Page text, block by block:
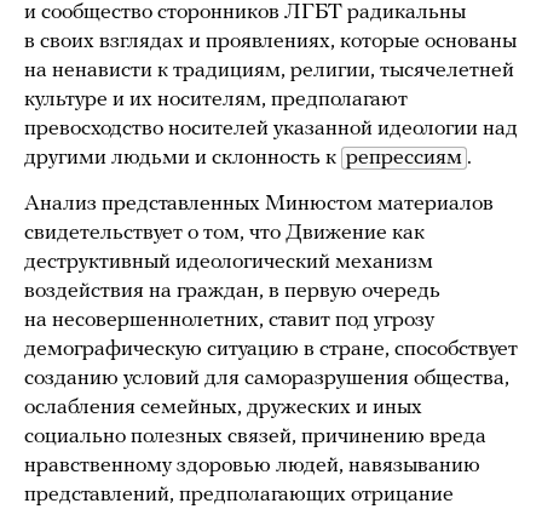
и сообщество сторонников ЛГБТ радикальны
в своих взглядах и проявлениях, которые основаны
на ненависти к традициям, религии, тысячелетней
культуре и их носителям, предполагают
превосходство носителей указанной идеологии над
другими людьми и склонность к репрессиям .
Анализ представленных Минюстом материалов
свидетельствует о том, что Движение как
деструктивный идеологический механизм
воздействия на граждан, в первую очередь
на несовершеннолетних, ставит под угрозу
демографическую ситуацию в стране, способствует
созданию условий для саморазрушения общества,
ослабления семейных, дружеских и иных
социально полезных связей, причинению вреда
нравственному здоровью людей, навязыванию
представлений, предполагающих отрицание